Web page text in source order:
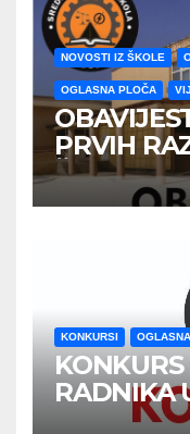
NOVOSTI IZ ŠKOLE
OGLASNA PLOČA
PRVIH RAZREDA U
GODINE
KONKURSI
RADNIKA